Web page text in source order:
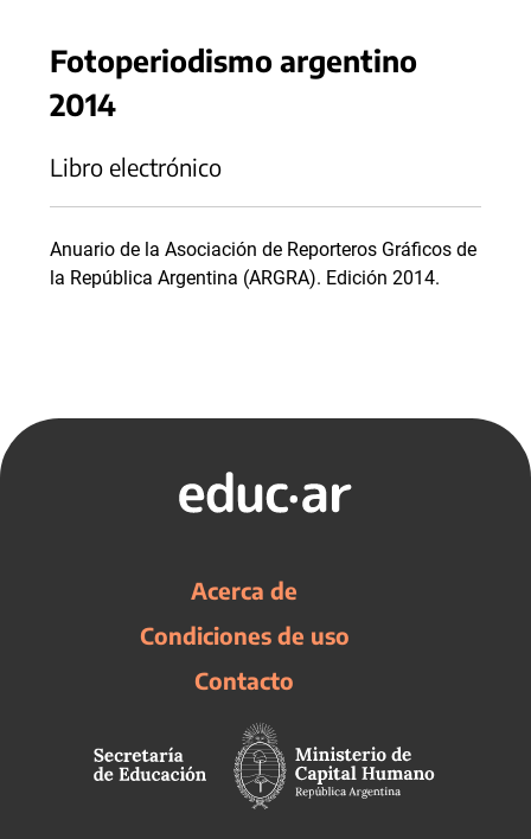
Fotoperiodismo argentino
2014
Libro electrónico
Anuario de la Asociación de Reporteros Gráficos de
la República Argentina (ARGRA). Edición 2014.
Acerca de
Condiciones de uso
Contacto